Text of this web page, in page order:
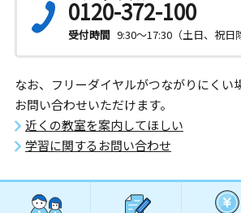
0120-372-100
受付時間 9:30～17:30（土日、祝日
なお、フリーダイヤルがつながりにくい
お問い合わせいただけます。
近くの教室を案内してほしい
学習に関するお問い合わせ